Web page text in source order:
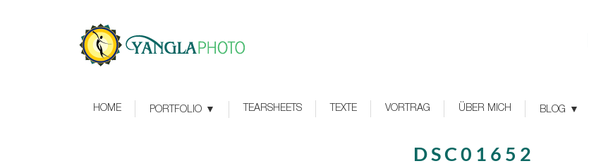
HOME PORTFOLIO TEARSHEETS TEXTE VORTRAG ÜBER MICH BLOG
DSC01652